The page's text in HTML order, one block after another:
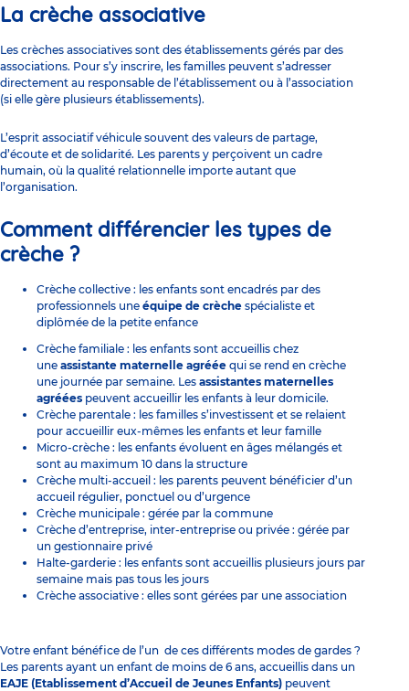
La crèche associative
Les crèches associatives sont des établissements gérés par des
associations. Pour s’y inscrire, les familles peuvent s’adresser
directement au responsable de l’établissement ou à l’association
(si elle gère plusieurs établissements).
L’esprit associatif véhicule souvent des valeurs de partage,
d’écoute et de solidarité. Les parents y perçoivent un cadre
humain, où la qualité relationnelle importe autant que
l’organisation.
Comment différencier les types de
crèche ?
Crèche collective : les enfants sont encadrés par des
professionnels une équipe de crèche spécialiste et
diplômée de la petite enfance
Crèche familiale : les enfants sont accueillis chez
une assistante maternelle agréée qui se rend en crèche
une journée par semaine. Les assistantes maternelles
agréées peuvent accueillir les enfants à leur domicile.
Crèche parentale : les familles s’investissent et se relaient
pour accueillir eux-mêmes les enfants et leur famille
Micro-crèche : les enfants évoluent en âges mélangés et
sont au maximum 10 dans la structure
Crèche multi-accueil : les parents peuvent bénéficier d’un
accueil régulier, ponctuel ou d’urgence
Crèche municipale : gérée par la commune
Crèche d’entreprise, inter-entreprise ou privée : gérée par
un gestionnaire privé
Halte-garderie : les enfants sont accueillis plusieurs jours par
semaine mais pas tous les jours
Crèche associative : elles sont gérées par une association
Votre enfant bénéfice de l’un de ces différents modes de gardes ?
Les parents ayant un enfant de moins de 6 ans, accueillis dans un
EAJE (Etablissement d’Accueil de Jeunes Enfants) peuvent